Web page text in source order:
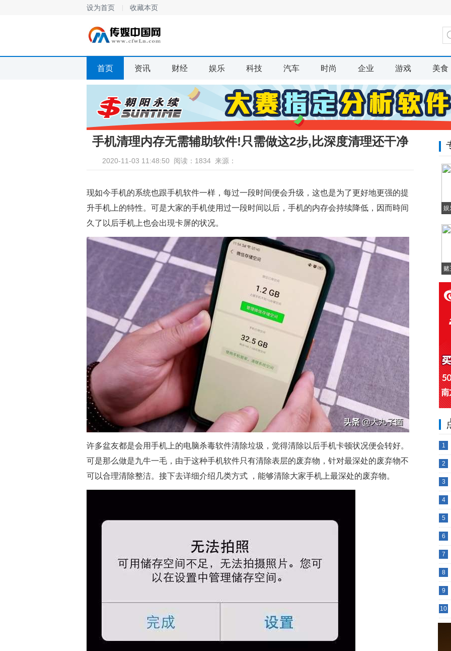
设为首页 收藏本页
首页 资讯 财经 娱乐 科技 汽车 时尚 企业 游戏 美食
手机清理内存无需辅助软件!只需做这2步,比深度清理还干净
2020-11-03 11:48:50 阅读：1834 来源：
现如今手机的系统也跟手机软件一样，每过一段时间便会升级，这也是为了更好地更强的提
升手机上的特性。可是大家的手机使用过一段时间以后，手机的内存会持续降低，因而時间
久了以后手机上也会出現卡屏的状况。
许多盆友都是会用手机上的电脑杀毒软件清除垃圾，觉得清除以后手机卡顿状况便会转好。
可是那么做是九牛一毛，由于这种手机软件只有清除表层的废弃物，针对最深处的废弃物不
可以合理清除整洁。接下去详细介绍几类方式 ，能够清除大家手机上最深处的废弃物。
娱
1
2
3
4
5
6
7
8
9
10